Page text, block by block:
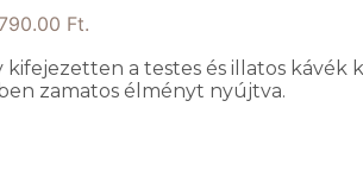
Ft.
a testes és illatos
zamatos élményt nyújtva.